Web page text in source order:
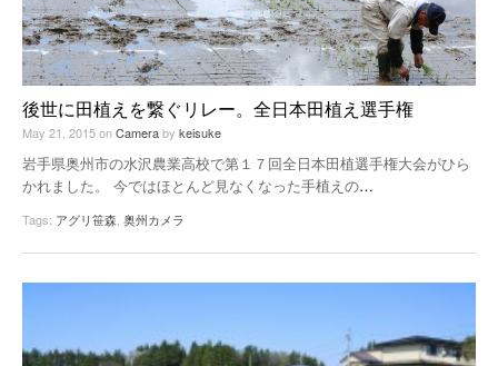
農と人をめぐる
CAMERA
MOVIE
後世に田植えを繋ぐリレー。全日本田植え選手権
May 21, 2015onCameraby keisuke
岩手県奥州市の水沢農業高校で第１７回全日本田植選手権大会がひら
かれました。 今ではほとんど見なくなった手植えの…
Tags: アグリ笹森 奥州カメラ